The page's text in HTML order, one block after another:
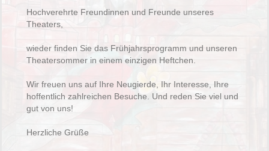
Hochverehrte Freundinnen und Freunde unseres
Theaters,
wieder finden Sie das Frühjahrsprogramm und unseren
Theatersommer in einem einzigen Heftchen.
Wir freuen uns auf Ihre Neugierde, Ihr Interesse, Ihre
hoffentlich zahlreichen Besuche. Und reden Sie viel und
gut von uns!
Herzliche Grüße